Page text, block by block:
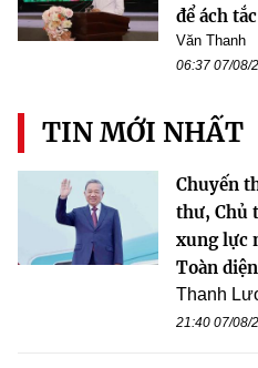
để ách
Văn Thanh
06:37 07/08/
TIN MỚI NHẤT
Chuyến
thư, Chủ
xung lực
Toàn diện
Thanh
21:40 07/08/